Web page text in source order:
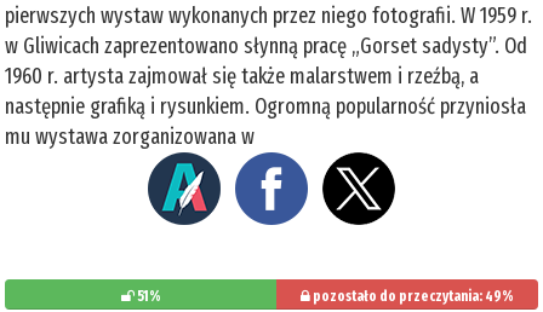
pierwszych wystaw wykonanych przez niego fotografii. W 1959 r.
w Gliwicach zaprezentowano słynną pracę „Gorset sadysty”. Od
1960 r. artysta zajmował się także malarstwem i rzeźbą, a
następnie grafiką i rysunkiem. Ogromną popularność przyniosła
mu wystawa zorganizowana w
51% pozostało do przeczytania: 49%